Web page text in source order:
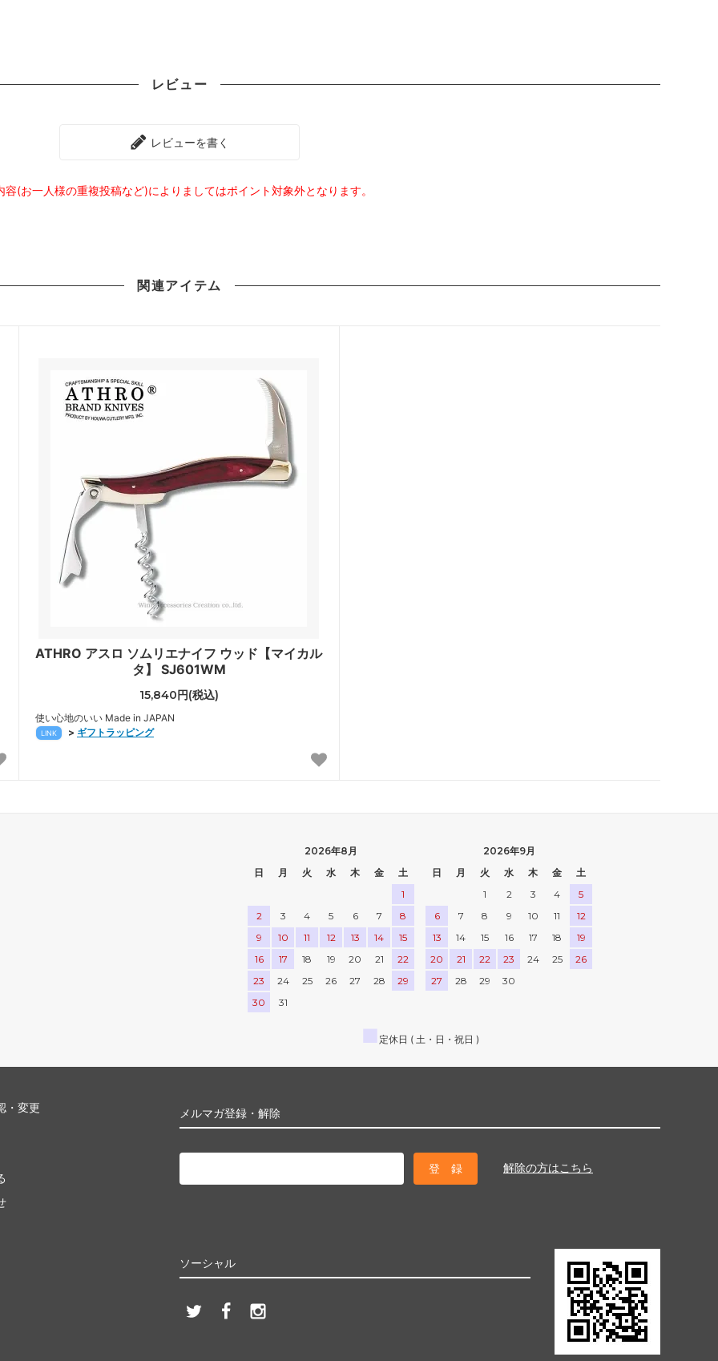
レビュー
レビューを書く
容(お一人様の重複投稿など)によりましてはポイント対象外となります。
関連アイテム
ATHRO アスロ ソムリエナイフ ウッド【マイカル
タ】 SJ601WM
15,840円(税込)
使い心地のいい Made in JAPAN
LINK > ギフトラッピング
2026年8月
日
月 火 水 木 金
土
1
2
3 4 5 6 7
8
9
10 11 12 13 14
15
16
17 18 19 20 21
22
23
24 25 26 27 28
29
30
31
2026年9月
日
月 火 水 木 金
土
1
2 3 4
5
6
7 8 9 10 11
12
13
14 15 16 17 18
19
20
21 22 23 24 25
26
27
28 29 30
■ 定休日 ( 土・日・祝日 )
メルマガ登録・解除
解除の方はこちら
・変更
ソーシャル